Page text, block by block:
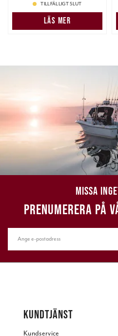
TILLFÄLLIGT SLUT
LÄS MER
MISSA
PRENUMERERA PÅ
KUNDTJÄNST
Kundservice